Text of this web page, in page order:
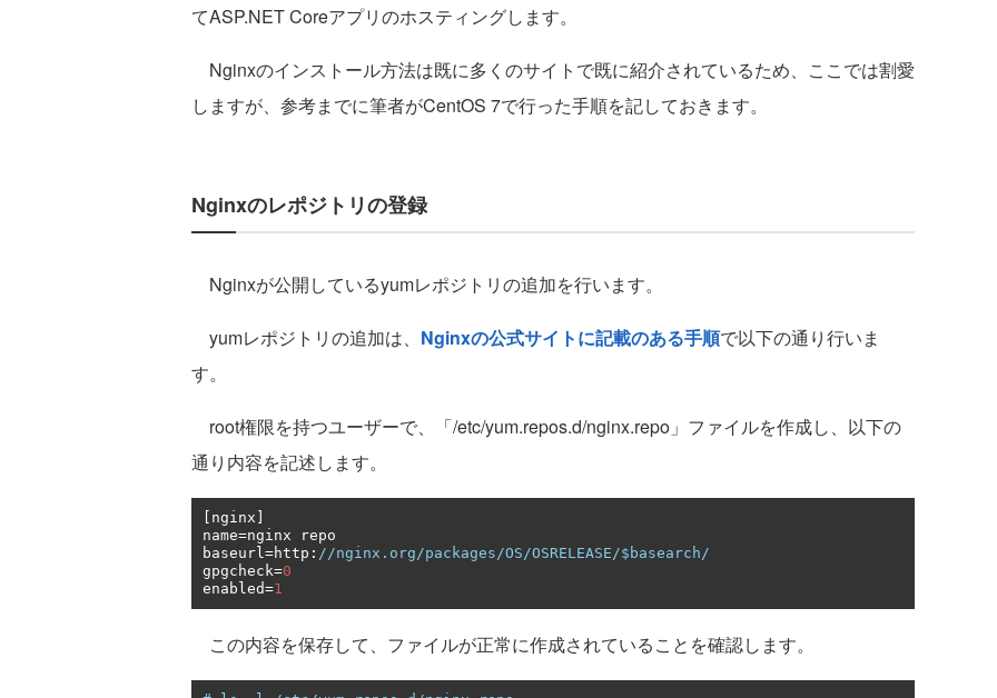
てASP.NET Coreアプリのホスティングします。
Nginxのインストール方法は既に多くのサイトで既に紹介されているため、ここでは割愛
しますが、参考までに筆者がCentOS 7で行った手順を記しておきます。
Nginxのレポジトリの登録
Nginxが公開しているyumレポジトリの追加を行います。
yumレポジトリの追加は、 Nginxの公式サイトに記載のある手順で以下の通り行いま
す。
root権限を持つユーザーで、「/etc/yum.repos.d/nginx.repo」ファイルを作成し、以下の
通り内容を記述します。
nginx
name=nginx repo
baseurl=http : //nginx.org/packages/OS/OSRELEASE/$basearch/
gpgcheck=0
enabled=1
この内容を保存して、ファイルが正常に作成されていることを確認します。